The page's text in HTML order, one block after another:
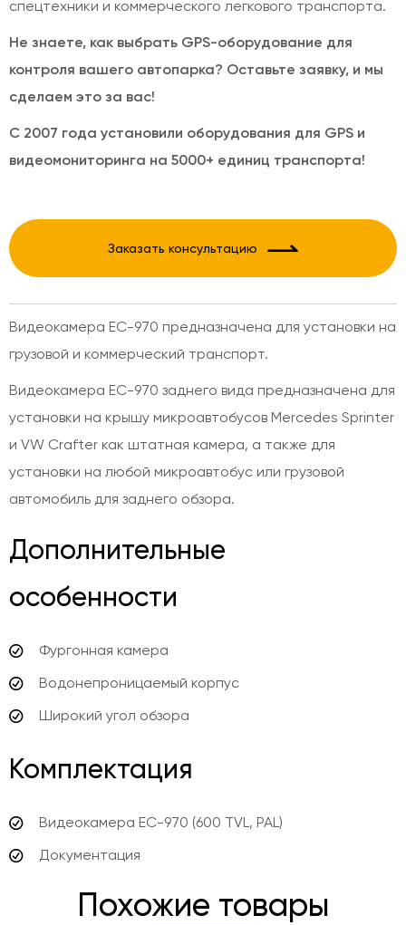
спецтехники и коммерческого легкового транспорта.
Не знаете, как выбрать GPS-оборудование для
контроля вашего автопарка? Оставьте заявку, и мы
сделаем это за вас!
С 2007 года установили оборудования для GPS и
видеомониторинга на 5000+ единиц транспорта!
Заказать консультацию
Видеокамера EC-970 предназначена для установки на
грузовой и коммерческий транспорт.
Видеокамера EC-970 заднего вида предназначена для
установки на крышу микроавтобусов Mercedes Sprinter
и VW Crafter как штатная камера, а также для
установки на любой микроавтобус или грузовой
автомобиль для заднего обзора.
Дополнительные
особенности
Фургонная камера
Водонепроницаемый корпус
Широкий угол обзора
Комплектация
Видеокамера EC-970 (600 TVL, PAL)
Документация
Похожие товары